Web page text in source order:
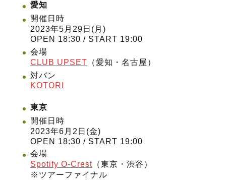
愛知
開催日時
2023年5月29日(月)
OPEN 18:30 / START 19:00
会場
CLUB UPSET （愛知・名古屋）
対バン
KOTORI
東京
開催日時
2023年6月2日(金)
OPEN 18:30 / START 19:00
会場
Spotify O-Crest （東京・渋谷）
※ツアーファイナル